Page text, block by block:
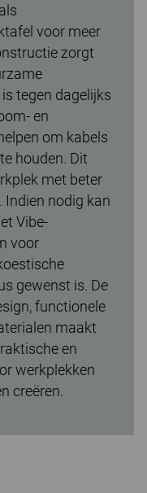
voor meer
zorgt
tegen dagelijks
en
om kabels
houden. Dit
met beter
Indien nodig kan
Vibe-
voor
gewenst is. De
functionele
maakt
en
werkplekken
creëren.